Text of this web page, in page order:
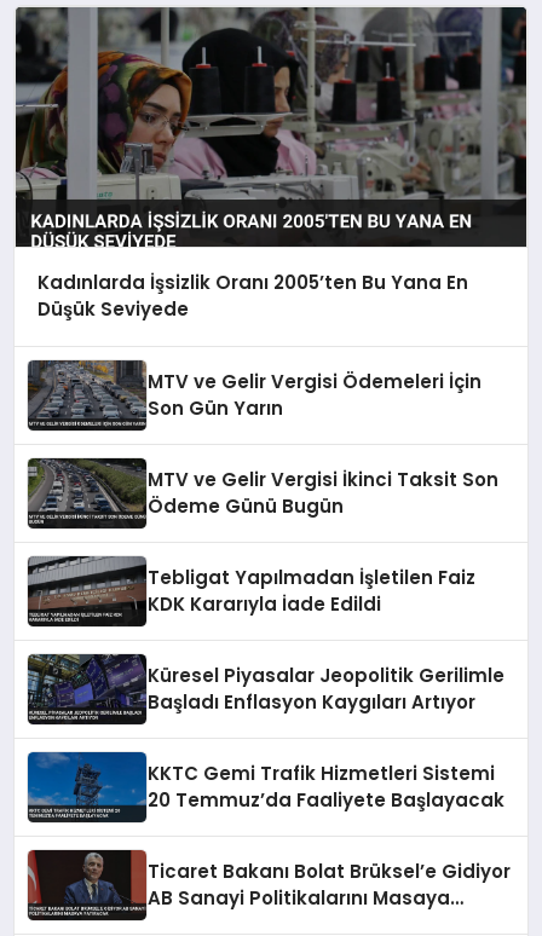
Kadınlarda İşsizlik Oranı 2005’ten Bu Yana En
Düşük Seviyede
MTV ve Gelir Vergisi Ödemeleri İçin
Son Gün Yarın
MTV ve Gelir Vergisi İkinci Taksit Son
Ödeme Günü Bugün
Tebligat Yapılmadan İşletilen Faiz
KDK Kararıyla İade Edildi
Küresel Piyasalar Jeopolitik Gerilimle
Başladı Enflasyon Kaygıları Artıyor
KKTC Gemi Trafik Hizmetleri Sistemi
20 Temmuz’da Faaliyete Başlayacak
Ticaret Bakanı Bolat Brüksel’e Gidiyor
AB Sanayi Politikalarını Masaya